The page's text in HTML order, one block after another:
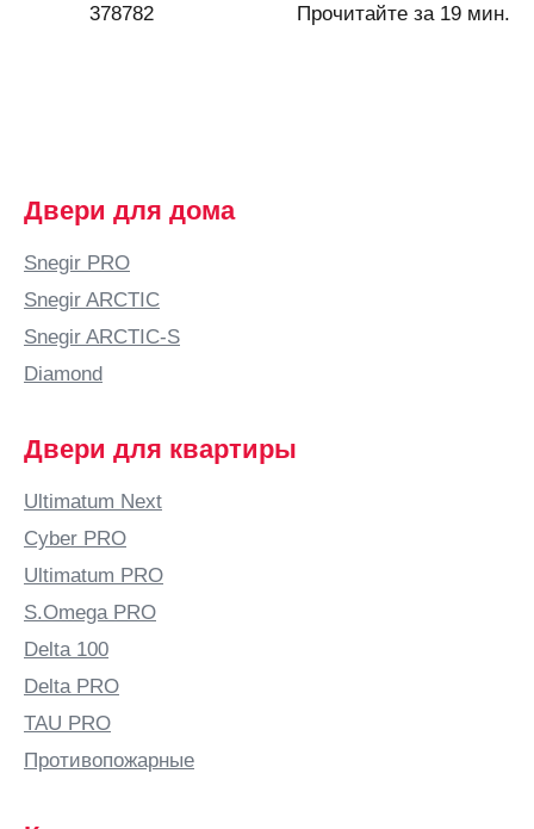
378782 Прочитайте за 19 мин.
Двери для дома
Snegir PRO
Snegir ARCTIC
Snegir ARCTIC-S
Diamond
Двери для квартиры
Ultimatum Next
Cyber PRO
Ultimatum PRO
S.Omega PRO
Delta 100
Delta PRO
TAU PRO
Противопожарные